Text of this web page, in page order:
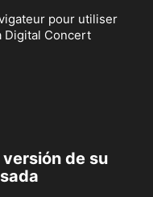
pour utiliser
Digital Concert
de su